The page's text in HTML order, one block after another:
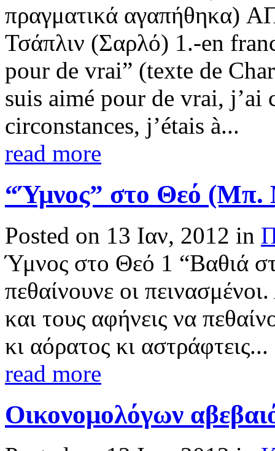
πραγματικά αγαπήθηκα)
Τσάπλιν (Σαρλό) 1.-en
pour de vrai” (texte de
suis aimé pour de vrai, j’ai
circonstances, j’étais à...
read more
“Ύμνος” στο Θεό (Μπ.
Posted on 13 Ιαν, 2012 in
Ύμνος στο Θεό 1 “Βαθιά
πεθαίνουνε οι
και τους αφήνεις να
κι αόρατος κι αστράφτεις...
read more
Οικονομολόγων